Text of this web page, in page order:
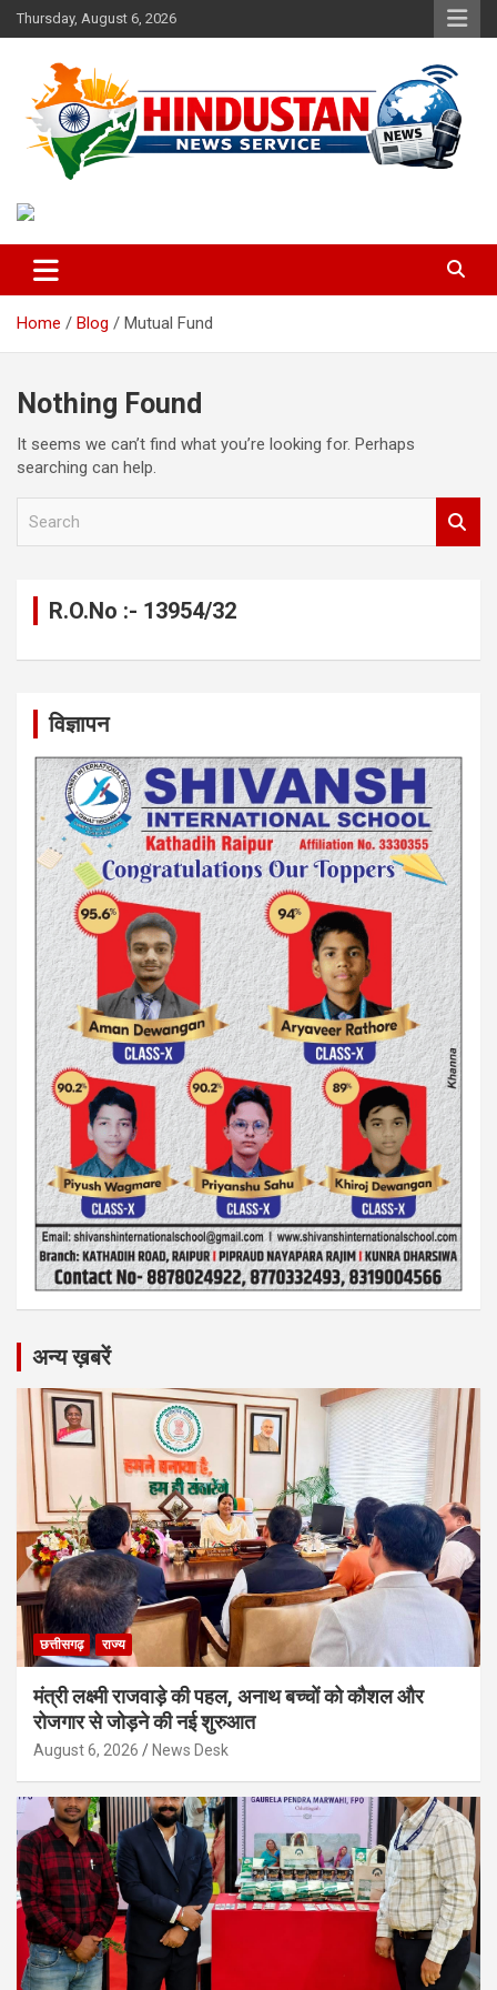
Skip
to
Thursday, August 6, 2026
Hindustan News Service
Home Blog Mutual Fund
Nothing Found
It seems we can’t find what you’re looking for. Perhaps
searching can help.
R.O.No :- 13954/32
विज्ञापन
अन्य ख़बरें
छत्तीसगढ़ राज्य
मंत्री लक्ष्मी राजवाड़े की पहल, अनाथ बच्चों को कौशल और
रोजगार से जोड़ने की नई शुरुआत
August 6, 2026 News Desk